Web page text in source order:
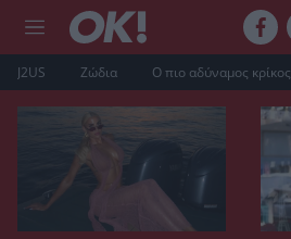
J2US Ζώδια Ο πιο αδύναμος κρίκος